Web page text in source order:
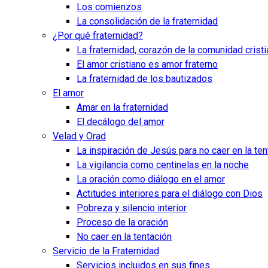
Los comienzos
La consolidación de la fraternidad
¿Por qué fraternidad?
La fraternidad, corazón de la comunidad
El amor cristiano es amor fraterno
La fraternidad de los bautizados
El amor
Amar en la fraternidad
El decálogo del amor
Velad y Orad
La inspiración de Jesús para no caer en la
La vigilancia como centinelas en la noche
La oración como diálogo en el amor
Actitudes interiores para el diálogo con Dios
Pobreza y silencio interior
Proceso de la oración
No caer en la tentación
Servicio de la Fraternidad
Servicios incluidos en sus fines